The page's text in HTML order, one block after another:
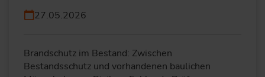
27.05.2026
Brandschutz im Bestand: Zwischen
Bestandsschutz und vorhandenen baulichen